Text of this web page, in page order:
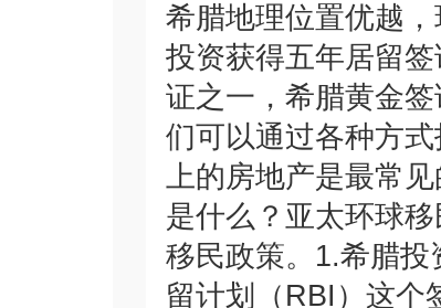
希腊地理位置优越
投资获得五年居留
证之一，希腊黄金
们可以通过各种方
上的房地产是最常
是什么？亚太环球
移民政策。1.希腊
留计划（RBI）这个